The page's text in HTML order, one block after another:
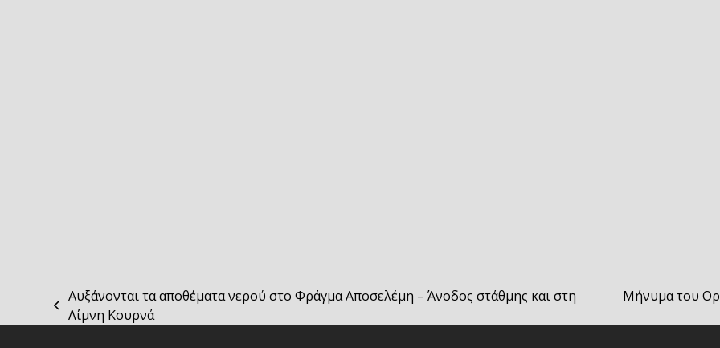
previous
Αυξάνονται τα αποθέματα νερού στο Φράγμα Αποσελέμη – Άνοδος στάθμης και στη
Λίμνη Κουρνά
Μήνυμα του